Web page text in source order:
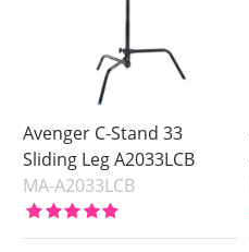
Avenger C-Stand 33
Sliding Leg A2033LCB
MA-A2033LCB